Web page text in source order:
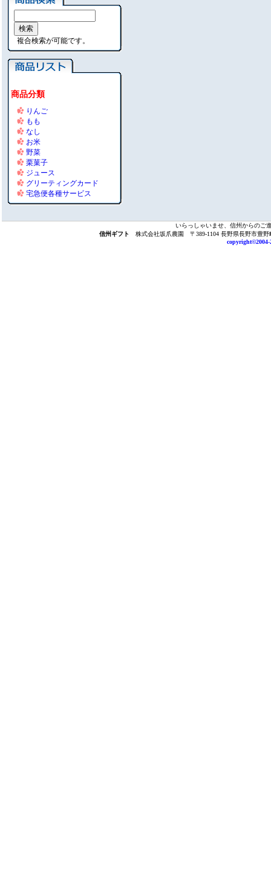
複合検索が可能です。
商品分類
りんご
もも
なし
お米
野菜
栗菓子
ジュース
グリーティングカード
宅急便各種サービス
いらっしゃいませ、信州からのご
信州ギフト
株式会社坂爪農園 〒389-1104 長野県長野市豊
copyright©2004-